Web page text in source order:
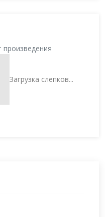
произведения
Загрузка слепков...